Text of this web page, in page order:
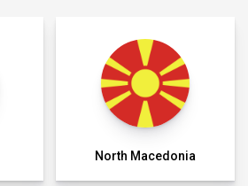
North Macedonia